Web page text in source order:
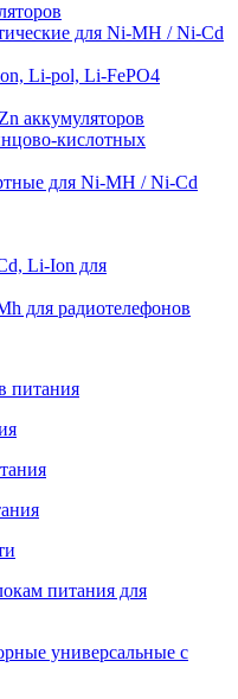
для Ni-MH / Ni-Cd
Li-pol, Li-FePO4
аккумуляторов
кислотных
для Ni-MH / Ni-Cd
Li-Ion для
для радиотелефонов
питания
питания для
универсальные с